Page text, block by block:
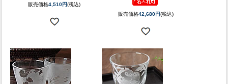
販売価格4,510円(税込)
販売価格42,680円(税込)